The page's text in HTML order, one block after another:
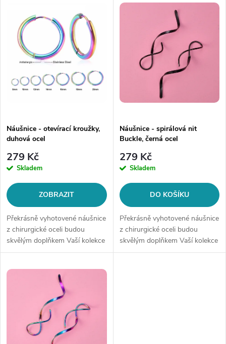
r
o
d
u
k
t
Abecedně
s
p
r
o
d
u
k
t
Náušnice - otevírací kroužky,
duhová ocel
279 Kč
Skladem
ZOBRAZIT
Překrásně vyhotovené náušnice
z chirurgické oceli budou
skvělým doplňkem Vaší kolekce
šperků.Typ náušnic:
ocel 316LVelikost: dle výběru
Náušnice - spirálová nit
Buckle, černá ocel
279 Kč
Skladem
DO KOŠÍKU
Překrásně vyhotovené náušnice
z chirurgické oceli budou
skvělým doplňkem Vaší kolekce
šperků. Materiál: chirurgická